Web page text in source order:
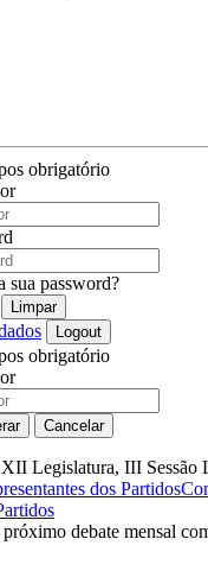
obrigatório
sua password?
obrigatório
XII Legislatura, III Sessão
dos Partidos
debate mensal